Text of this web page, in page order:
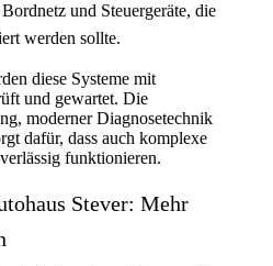
und Steuergeräte, die
werden sollte.
diese Systeme mit
und gewartet. Die
moderner Diagnosetechnik
dafür, dass auch komplexe
funktionieren.
Stever: Mehr